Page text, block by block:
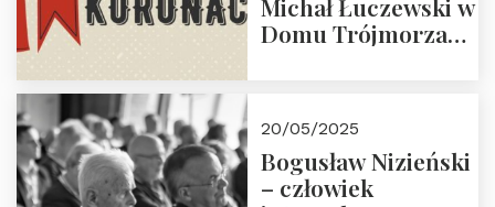
Michał Łuczewski w
Domu Trójmorza
20/05/2025
Bogusław Nizieński
– człowiek